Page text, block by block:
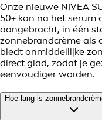
Onze nieuwe NIVEA
50+ kan na het serum
aangebracht, in één
zonnebrandcrème als
biedt onmiddellijke
direct glad, zodat je
eenvoudiger worden.
Hoe lang is